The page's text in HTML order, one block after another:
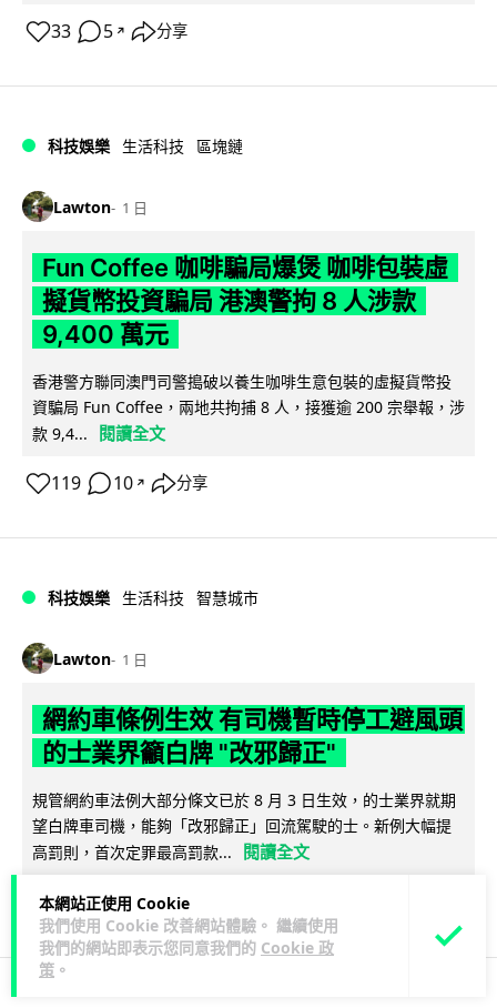
本網站正使用 Cookie
我們使用 Cookie 改善網站體驗。 繼續使用
我們的網站即表示您同意我們的 Cookie 政
策 。
33 5 ↗ 分享
科技娛樂 生活科技 區塊鏈
Lawton 1 日
Fun Coffee 咖啡騙局爆煲 咖啡包裝虛
擬貨幣投資騙局 港澳警拘 8 人涉款
9,400 萬元
香港警方聯同澳門司警搗破以養生咖啡生意包裝的虛擬貨幣投
資騙局 Fun Coffee，兩地共拘捕 8 人，接獲逾 200 宗舉報，涉
款 9,4...
閱讀全文
119 10 ↗ 分享
科技娛樂 生活科技 智慧城市
Lawton 1 日
網約車條例生效 有司機暫時停工避風頭
的士業界籲白牌 "改邪歸正"
規管網約車法例大部分條文已於 8 月 3 日生效，的士業界就期
望白牌車司機，能夠「改邪歸正」回流駕駛的士。新例大幅提
高罰則，首次定罪最高罰款...
閱讀全文
207 147↗ 分享